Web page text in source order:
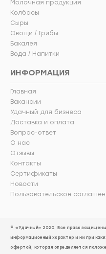
Молочная продукция
Колбасы
Сыры
Овощи / Грибы
Бакалея
Вода / Напитки
ИНФОРМАЦИЯ
Главная
Вакансии
Удачный для бизнеса
Доставка и оплата
Вопрос-ответ
О нас
Отзывы
Контакты
Сертификаты
Новости
Пользовательское
© «Удачный» 2020. Все права
информационный характер и ни при
офертой, которая определяется